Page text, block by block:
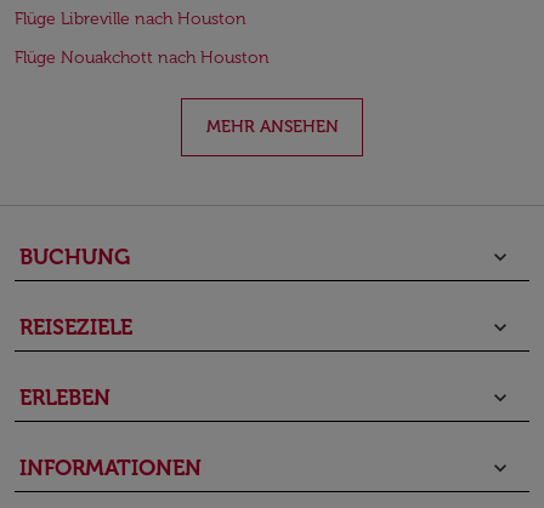
Flüge Libreville nach Houston
Flüge Nouakchott nach Houston
MEHR ANSEHEN
BUCHUNG keyboard_arrow_down
REISEZIELE keyboard_arrow_down
ERLEBEN keyboard_arrow_down
INFORMATIONEN keyboard_arrow_down